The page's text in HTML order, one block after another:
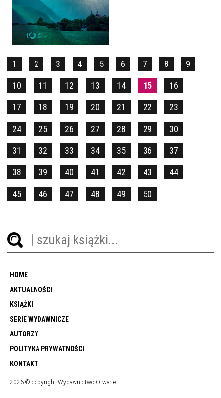
32,90 ZŁ
1 2 3 4 5 6 7 8 9
10 11 12 13 14 15 16
17 18 19 20 21 22 23
24 25 26 27 28 29 30
31 32 33 34 35 36 37
38 39 40 41 42 43 44
45 46 47 48 49 50
HOME
AKTUALNOŚCI
KSIĄŻKI
SERIE WYDAWNICZE
AUTORZY
POLITYKA PRYWATNOŚCI
KONTAKT
2026 © copyright Wydawnictwo Otwarte